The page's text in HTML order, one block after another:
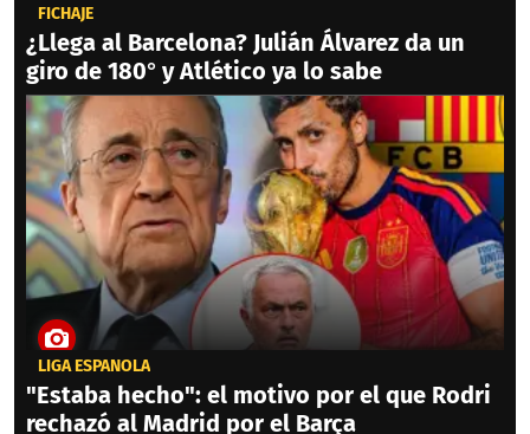
FICHAJE
¿Llega al Barcelona? Julián Álvarez da un
giro de 180° y Atlético ya lo sabe
LIGA ESPAÑOLA
"Estaba hecho": el motivo por el que Rodri
rechazó al Madrid por el Barça